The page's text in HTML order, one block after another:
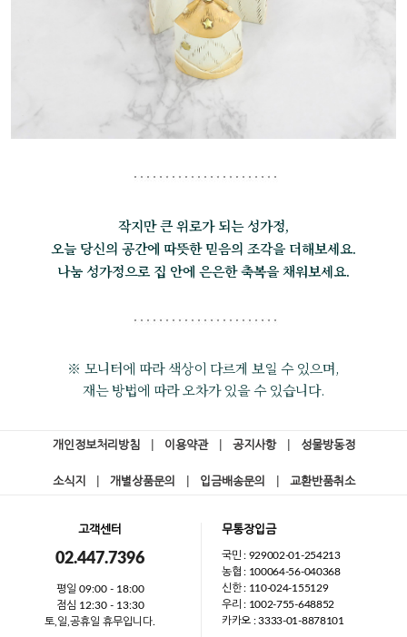
작지만 큰 위로가 되는 성가정,
오늘 당신의 공간에 따뜻한 믿음의 조각을 더해보세요.
나눔 성가정으로 집 안에 은은한 축복을 채워보세요.
※ 모니터에 따라 색상이 다르게 보일 수 있으며,
재는 방법에 따라 오차가 있을 수 있습니다.
개인정보처리방침 이용약관 공지사항 성물방동정
소식지 개별상품문의 입금배송문의 교환반품취소
고객센터
02.447.7396
평일 09:00 - 18:00
점심 12:30 - 13:30
토,일,공휴일 휴무입니다.
무통장입금
국민 : 929002-01-254213
농협 : 100064-56-040368
신한 : 110-024-155129
우리 : 1002-755-648852
카카오 : 3333-01-8878101